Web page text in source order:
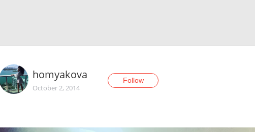
homyakova
October 2, 2014
Follow